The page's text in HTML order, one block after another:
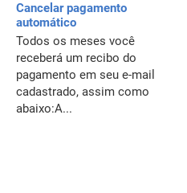
Cancelar pagamento
automático
Todos os meses você
receberá um recibo do
pagamento em seu e-mail
cadastrado, assim como
abaixo:A...